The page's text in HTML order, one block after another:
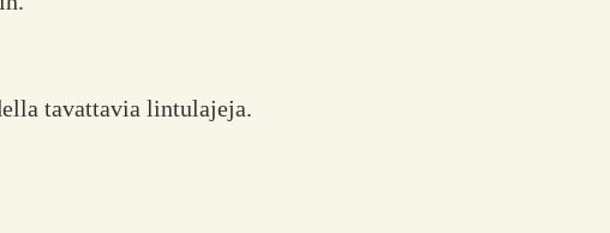
tavattavia lintulajeja.